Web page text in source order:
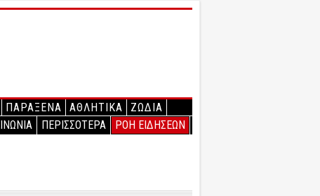
ΠΑΡΑΞΕΝΑ ΑΘΛΗΤΙΚΑ
ΖΩΔΙΑ
ΠΕΡΙΣΣΟΤΕΡΑ ΡΟΗ ΕΙΔΗΣΕΩΝ